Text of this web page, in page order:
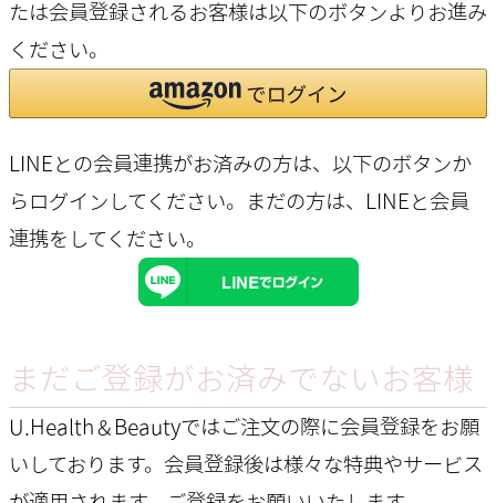
たは会員登録されるお客様は以下のボタンよりお進み
ください。
LINEとの会員連携がお済みの方は、以下のボタンか
らログインしてください。まだの方は、
LINEと会員
連携をしてください。
まだご登録がお済みでないお客様
U.Health＆Beautyではご注文の際に会員登録をお願
いしております。会員登録後は様々な特典やサービス